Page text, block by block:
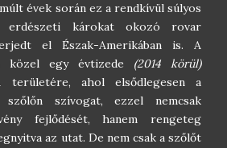
évek során ez a rendkívül súlyos
erdészeti károkat okozó rovar
el Észak-Amerikában is. A
közel egy évtizede (2014 körül)
ahol elsődlegesen a
szőlőn szívogat, ezzel nemcsak
fejlődését, hanem rengeteg
az utat. De nem csak a szőlőt